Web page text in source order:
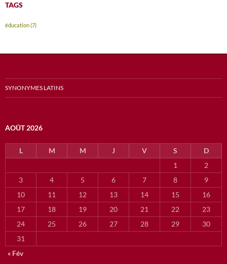
TAGS
éducation(7)
SYNONYMES LATINS
AOÛT 2026
L M M J V S
D
1
2
3
4 5 6 7 8
9
10
11 12 13 14 15
16
17
18 19 20 21 22
23
24
25 26 27 28 29
30
31
« Fév